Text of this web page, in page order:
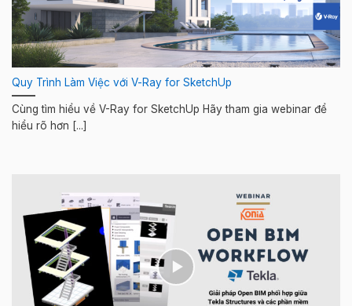
Quy Trình Làm Việc với V-Ray for SketchUp
Cùng tìm hiểu về V-Ray for SketchUp Hãy tham gia webinar để
hiểu rõ hơn [...]